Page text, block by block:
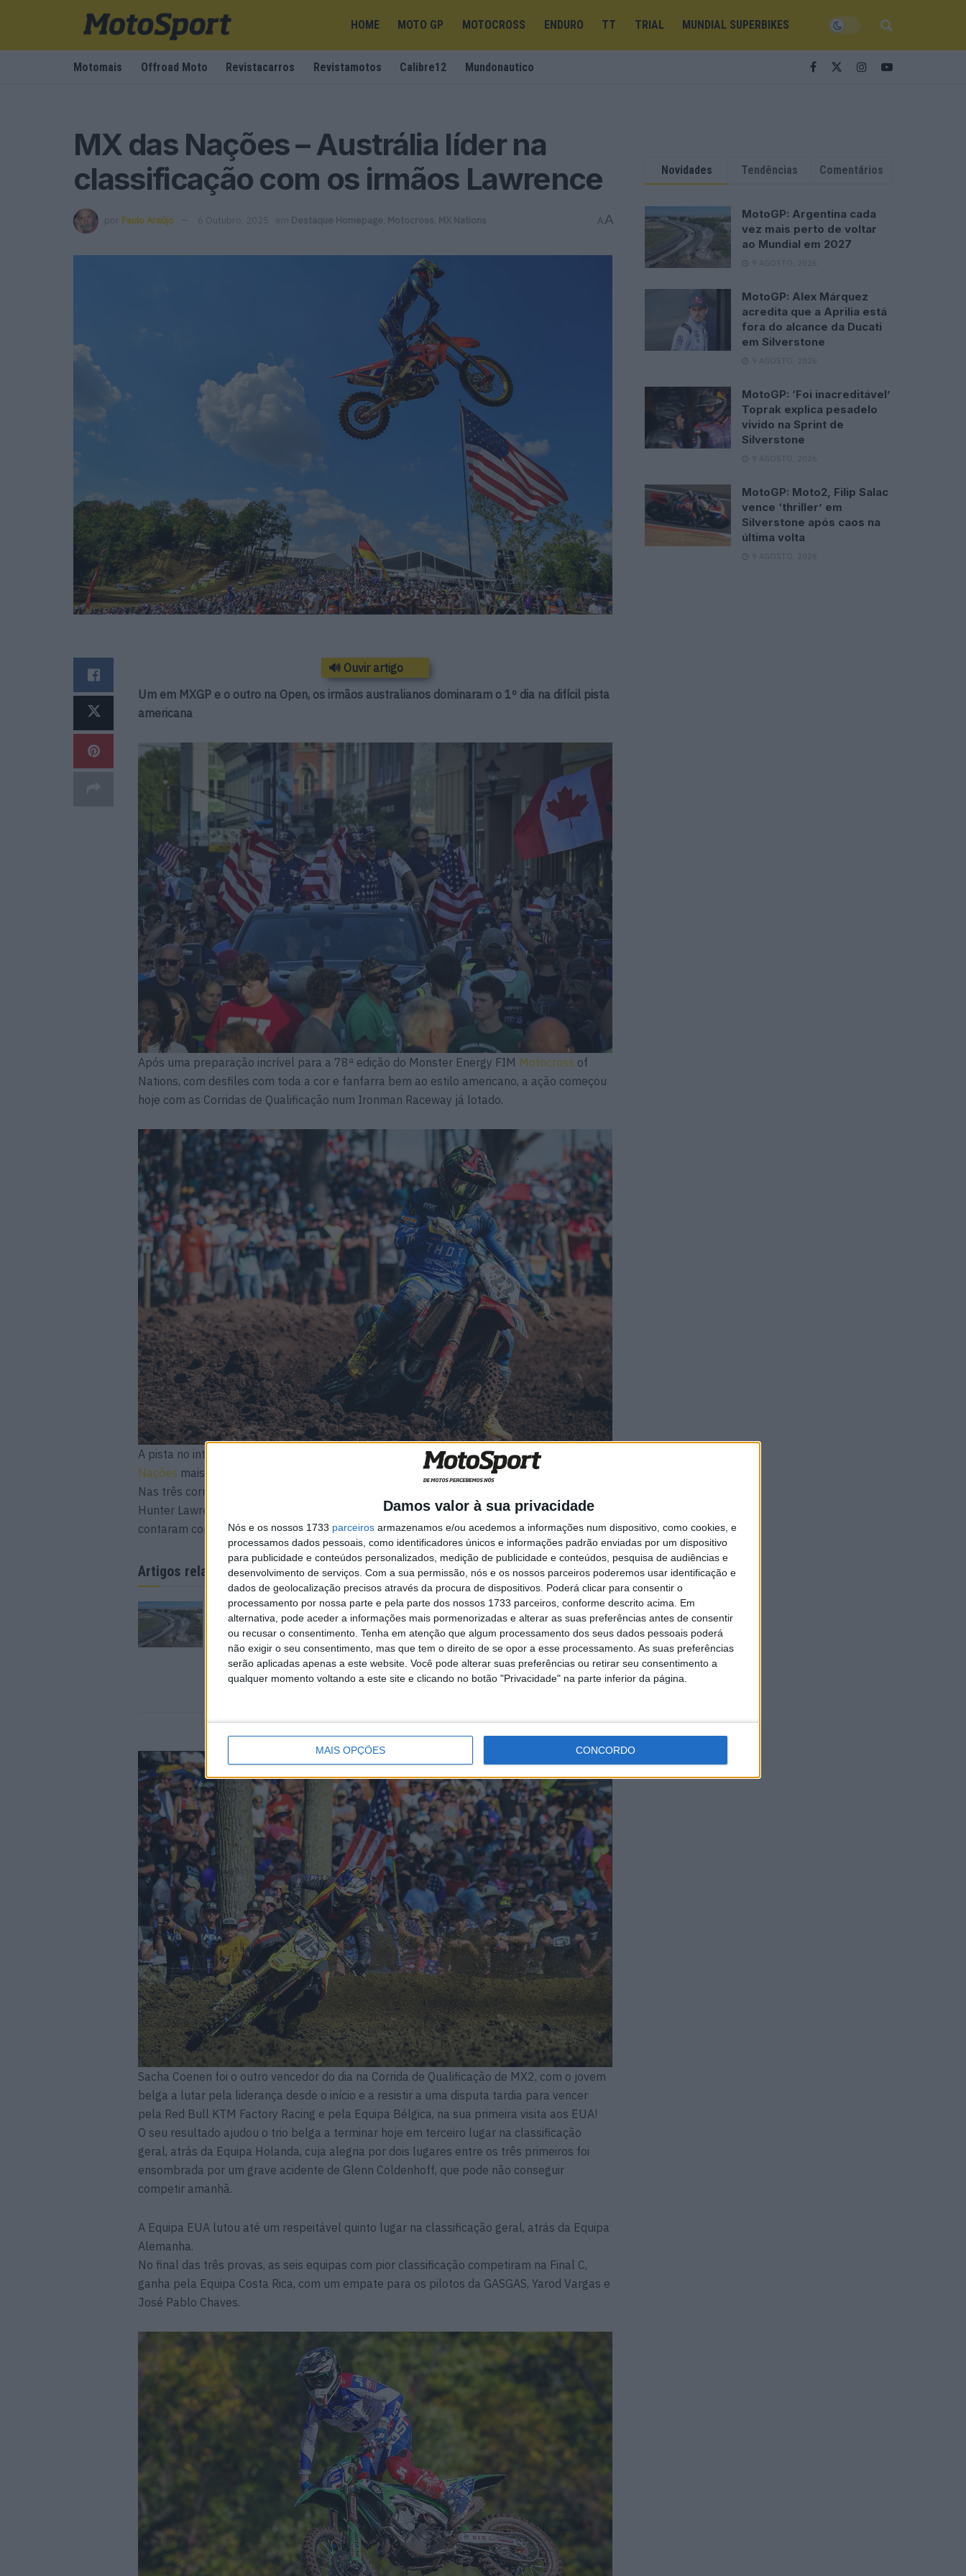
Damos valor à sua privacidade
Nós e os nossos 1733 parceiros armazenamos e/ou acedemos a informações num dispositivo, como cookies, e
processamos dados pessoais, como identificadores únicos e informações padrão enviadas por um dispositivo
para publicidade e conteúdos personalizados, medição de publicidade e conteúdos, pesquisa de audiências e
desenvolvimento de serviços. Com a sua permissão, nós e os nossos parceiros poderemos usar identificação e
dados de geolocalização precisos através da procura de dispositivos. Poderá clicar para consentir o
processamento por nossa parte e pela parte dos nossos 1733 parceiros, conforme descrito acima. Em
alternativa, pode aceder a informações mais pormenorizadas e alterar as suas preferências antes de consentir
ou recusar o consentimento. Tenha em atenção que algum processamento dos seus dados pessoais poderá
não exigir o seu consentimento, mas que tem o direito de se opor a esse processamento. As suas preferências
serão aplicadas apenas a este website. Você pode alterar suas preferências ou retirar seu consentimento a
qualquer momento voltando a este site e clicando no botão "Privacidade" na parte inferior da página.
MAIS OPÇÕES CONCORDO
HOME MOTO GP MOTOCROSS ENDURO TT TRIAL MUNDIAL SUPERBIKES
Motomais Offroad Moto Revistacarros Revistamotos Calibre12 Mundonautico
MX das Nações – Austrália líder na
classificação com os irmãos Lawrence
por Paulo Araújo 6 Outubro, 2025 em Destaque Homepage Motocross MX Nations AA
🔊 Ouvir artigo
Um em MXGP e o outro na Open, os irmãos australianos dominaram o 1º dia na difícil pista
americana
Após uma preparação incrível para a 78ª edição do Monster Energy FIM Motocross of
Nations, com desfiles com toda a cor e fanfarra bem ao estilo americano, a ação começou
hoje com as Corridas de Qualificação num Ironman Raceway já lotado.
A pista no interior de Indiana banhada num sol glorioso tornou este um dosMX das
Nações mais quentes da última década.
Nas três corridas, a Equipa Austrália liderou com uma margem considerável, com Jett e
Hunter Lawrence a arrasarem os adversários com prestações do Holeshot à Bandeira, que
contaram com pilotagens deslumbrantes dos dois pilotos da Honda HRC.
Artigos relacionados
MotoGP: Argentina cada vez
mais perto de voltar ao
Mundial em 2027
9 AGOSTO, 2026
MotoGP: Alex Márquez
acredita que a Aprilia está
fora do alcance da Ducati em
Silverstone
9 AGOSTO, 2026
Sacha Coenen foi o outro vencedor do dia na Corrida de Qualificação de MX2, com o jovem
belga a lutar pela liderança desde o início e a resistir a uma disputa tardia para vencer
pela Red Bull KTM Factory Racing e pela Equipa Bélgica, na sua primeira visita aos EUA!
O seu resultado ajudou o trio belga a terminar hoje em terceiro lugar na classificação
geral, atrás da Equipa Holanda, cuja alegria por dois lugares entre os três primeiros foi
ensombrada por um grave acidente de Glenn Coldenhoff, que pode não conseguir
competir amanhã.
A Equipa EUA lutou até um respeitável quinto lugar na classificação geral, atrás da Equipa
Alemanha.
No final das três provas, as seis equipas com pior classificação competiram na Final C,
ganha pela Equipa Costa Rica, com um empate para os pilotos da GASGAS, Yarod Vargas e
José Pablo Chaves.
Novidades Tendências Comentários
MotoGP: Argentina cada
vez mais perto de voltar
ao Mundial em 2027
9 AGOSTO, 2026
MotoGP: Alex Márquez
acredita que a Aprilia está
fora do alcance da Ducati
em Silverstone
9 AGOSTO, 2026
MotoGP: ‘Foi inacreditável’
Toprak explica pesadelo
vivido na Sprint de
Silverstone
9 AGOSTO, 2026
MotoGP: Moto2, Filip Salac
vence ‘thriller’ em
Silverstone após caos na
última volta
9 AGOSTO, 2026